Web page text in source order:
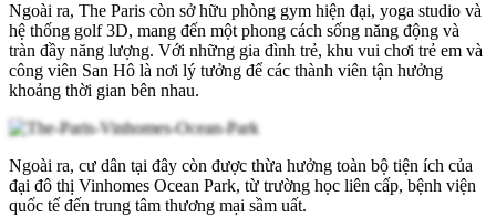
Ngoài ra, The Paris còn sở hữu phòng gym hiện đại, yoga studio và
hệ thống golf 3D, mang đến một phong cách sống năng động và
tràn đầy năng lượng. Với những gia đình trẻ, khu vui chơi trẻ em và
công viên San Hô là nơi lý tưởng để các thành viên tận hưởng
khoảng thời gian bên nhau.
Ngoài ra, cư dân tại đây còn được thừa hưởng toàn bộ tiện ích của
đại đô thị Vinhomes Ocean Park, từ trường học liên cấp, bệnh viện
quốc tế đến trung tâm thương mại sầm uất.